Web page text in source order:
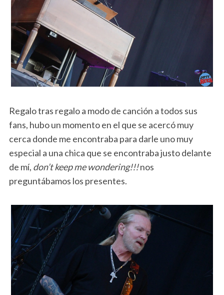
Regalo tras regalo a modo de canción a todos sus
fans, hubo un momento en el que se acercó muy
cerca donde me encontraba para darle uno muy
especial a una chica que se encontraba justo delante
de mí, don’t keep me wondering!!!nos
preguntábamos los presentes.